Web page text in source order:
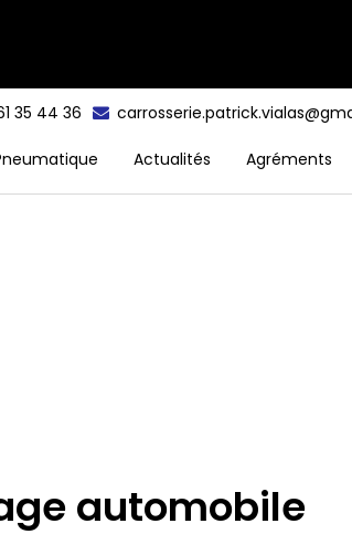
35 44 36
Actualités Agréments
automobile